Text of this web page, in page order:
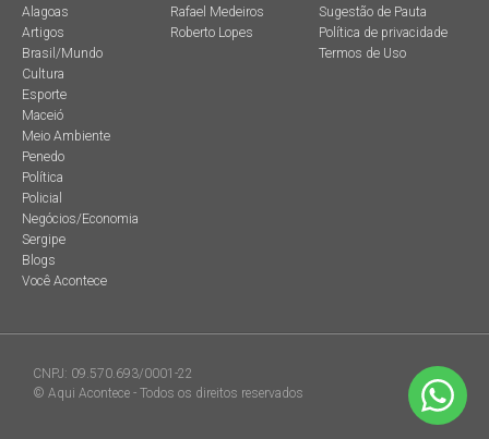
Alagoas
Artigos
Brasil/Mundo
Cultura
Esporte
Maceió
Meio Ambiente
Penedo
Política
Policial
Negócios/Economia
Sergipe
Blogs
Você Acontece
Rafael Medeiros
Roberto Lopes
Sugestão de Pauta
Política de privacidade
Termos de Uso
CNPJ: 09.570.693/0001-22
© Aqui Acontece - Todos os direitos reservados